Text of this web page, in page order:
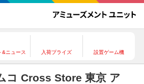
&ニュース 入荷プライズ 設置ゲーム機
コ Cross Store 東京 ア